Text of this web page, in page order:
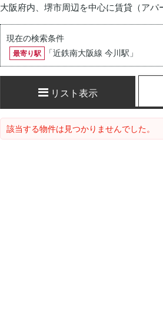
大阪府内、堺市周辺を中心に賃貸（ア
現在の検索条件
最寄り駅
「近鉄南大阪線 今川駅 」
リスト表示
該当する物件は見つかりませんでした。